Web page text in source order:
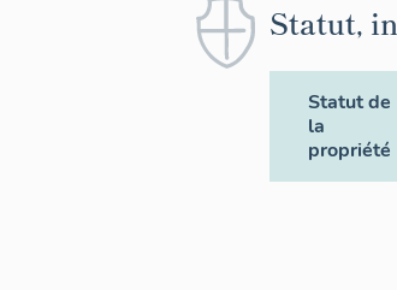
Statut,
Statut de
la
propriété